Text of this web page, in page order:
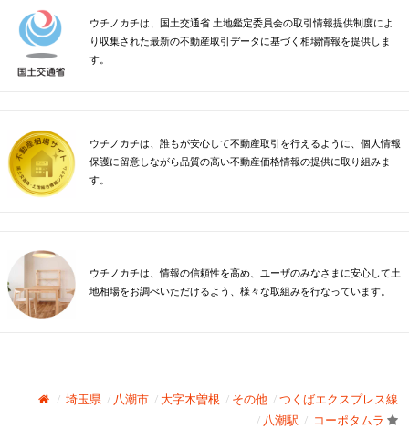
ウチノカチは、国土交通省 土地鑑定委員会の取引情報提供制度によ
り収集された最新の不動産取引データに基づく相場情報を提供しま
す。
ウチノカチは、誰もが安心して不動産取引を行えるように、個人情報
保護に留意しながら品質の高い不動産価格情報の提供に取り組みま
す。
ウチノカチは、情報の信頼性を高め、ユーザのみなさまに安心して土
地相場をお調べいただけるよう、様々な取組みを行なっています。
埼玉県 八潮市 大字木曽根 その他
つくばエクスプレス線
八潮駅
コーポタムラ